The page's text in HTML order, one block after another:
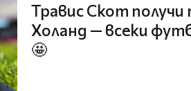
Травис Скот
Холанд — всеки
🤩